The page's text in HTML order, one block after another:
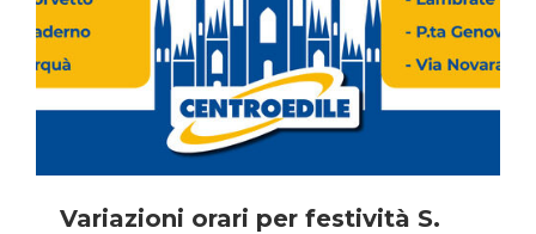
Variazioni orari per festività S.